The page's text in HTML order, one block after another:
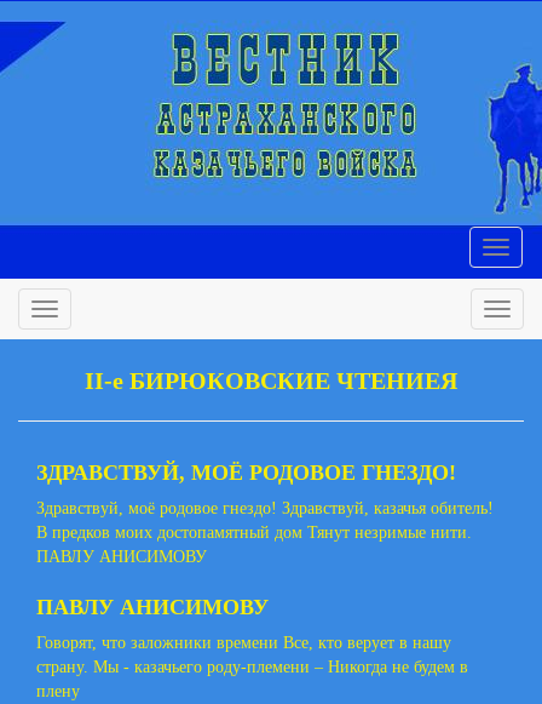
II-е БИРЮКОВСКИЕ ЧТЕНИЕЯ
ЗДРАВСТВУЙ, МОЁ РОДОВОЕ ГНЕЗДО!
Здравствуй, моё родовое гнездо! Здравствуй, казачья обитель!
В предков моих достопамятный дом Тянут незримые нити.
ПАВЛУ АНИСИМОВУ
ПАВЛУ АНИСИМОВУ
Говорят, что заложники времени Все, кто верует в нашу
страну. Мы - казачьего роду-племени – Никогда не будем в
плену